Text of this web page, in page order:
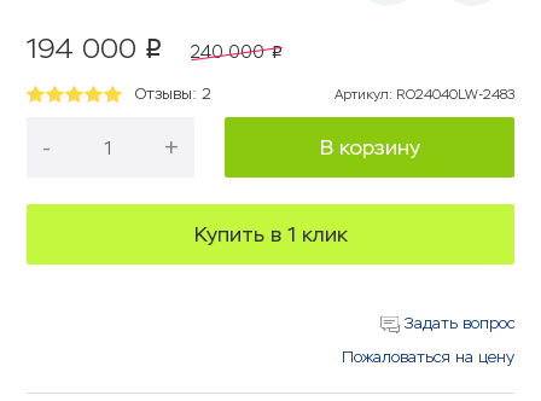
194 000 p 240 000 p
Отзывы: 2 Артикул: RO24040LW-2483
- + В корзину
Купить в 1 клик
Задать вопрос
Пожаловаться на цену